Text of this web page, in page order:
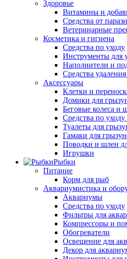
Здоровье
Витамины и
Средства от
Ветеринарные
Косметика и гигиена
Средства по уходу
Инструменты для
Наполнители и
Средства
Аксессуары
Клетки и
Домики для
Беговые колеса и
Средства по
Туалеты для
Гамаки для
Поводки и шлеи
Игрушки
Рыбки
Питание
Корм для рыб
Аквариумистика и
Аквариумы
Средства по уходу
Фильтры для
Компрессоры и
Обогреватели
Освещение для
Декор для